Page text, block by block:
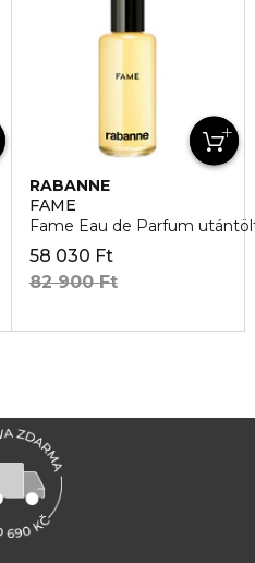
RABANNE
FAME
Fame Eau de Parfum
58 030 Ft
82 900 Ft